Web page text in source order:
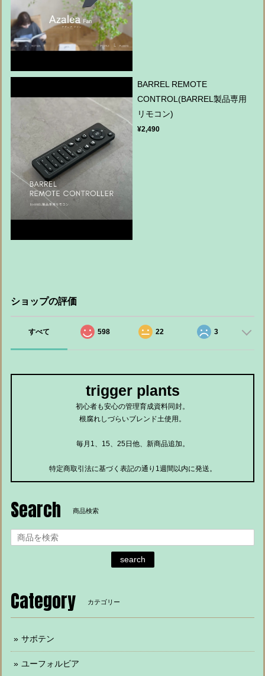
BARREL REMOTE
CONTROL(BARREL製品専用
リモコン)
¥2,490
ショップの評価
すべて 598 22 3
trigger plants
初心者も安心の管理育成資料同封。
根腐れしづらいブレンド土使用。
毎月1、15、25日他、新商品追加。
特定商取引法に基づく表記の通り1週間以内に発送。
Search 商品検索
search
Category カテゴリー
サボテン
ユーフォルビア